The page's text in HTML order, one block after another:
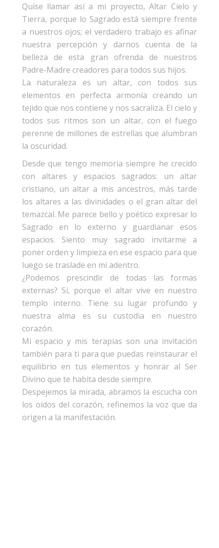
Quise llamar así a mi proyecto, Altar Cielo y
Tierra, porque lo Sagrado está siempre frente
a nuestros ojos; el verdadero trabajo es afinar
nuestra percepción y darnos cuenta de la
belleza de esta gran ofrenda de nuestros
Padre-Madre creadores para todos sus hijos.
La naturaleza es un altar, con todos sus
elementos en perfecta armonía creando un
tejido que nos contiene y nos sacraliza. El cielo y
todos sus ritmos son un altar, con el fuego
perenne de millones de estrellas que alumbran
la oscuridad.
Desde que tengo memoria siempre he crecido
con altares y espacios sagrados: un altar
cristiano, un altar a mis ancestros, más tarde
los altares a las divinidades o el gran altar del
temazcal. Me parece bello y poético expresar lo
Sagrado en lo externo y guardianar esos
espacios. Siento muy sagrado invitarme a
poner orden y limpieza en ese espacio para que
luego se traslade en mí adentro.
¿Podemos prescindir de todas las formas
externas? Sí, porque el altar vive en nuestro
templo interno. Tiene su lugar profundo y
nuestra alma es su custodia en nuestro
corazón.
Mi espacio y mis terapias son una invitación
también para ti para que puedas reinstaurar el
equilibrio en tus elementos y honrar al Ser
Divino que te habita desde siempre.
Despejemos la mirada, abramos la escucha con
los oídos del corazón, refinemos la voz que da
origen a la manifestación.